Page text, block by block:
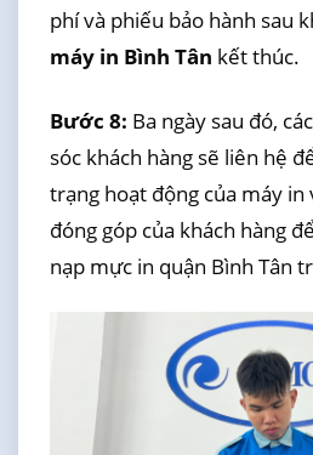
phí và phiếu bảo hành sau
máy in Bình Tân kết thúc.
Bước 8: Ba ngày sau đó,
sóc khách hàng sẽ liên hệ
trạng hoạt động của máy in
đóng góp của khách hàng
nạp mực in quận Bình Tân